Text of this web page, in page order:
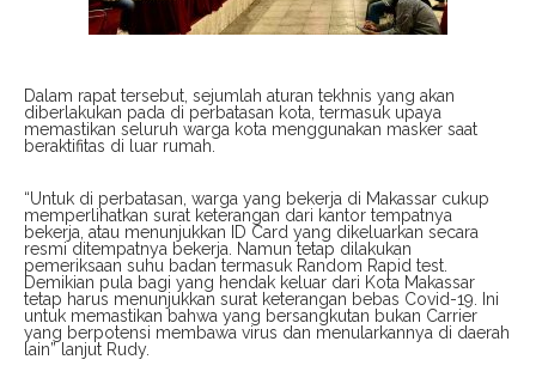
Dalam rapat tersebut, sejumlah aturan tekhnis yang akan
diberlakukan pada di perbatasan kota, termasuk upaya
memastikan seluruh warga kota menggunakan masker saat
beraktifitas di luar rumah.
“Untuk di perbatasan, warga yang bekerja di Makassar cukup
memperlihatkan surat keterangan dari kantor tempatnya
bekerja, atau menunjukkan ID Card yang dikeluarkan secara
resmi ditempatnya bekerja. Namun tetap dilakukan
pemeriksaan suhu badan termasuk Random Rapid test.
Demikian pula bagi yang hendak keluar dari Kota Makassar
tetap harus menunjukkan surat keterangan bebas Covid-19. Ini
untuk memastikan bahwa yang bersangkutan bukan Carrier
yang berpotensi membawa virus dan menularkannya di daerah
lain” lanjut Rudy.